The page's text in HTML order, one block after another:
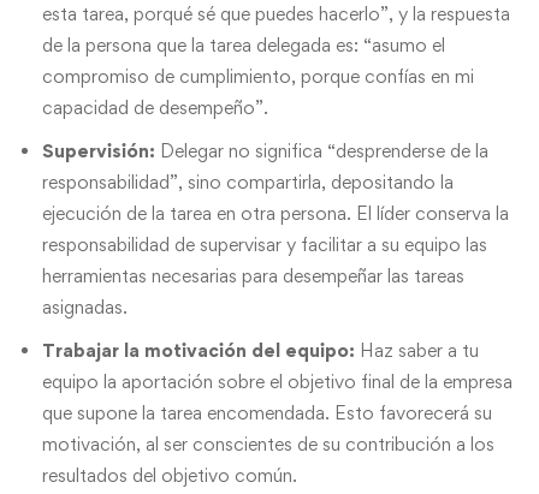
esta tarea, porqué sé que puedes hacerlo”, y la respuesta
de la persona que la tarea delegada es: “asumo el
compromiso de cumplimiento, porque confías en mi
capacidad de desempeño”.
Supervisión: Delegar no significa “desprenderse de la
responsabilidad”, sino compartirla, depositando la
ejecución de la tarea en otra persona. El líder conserva la
responsabilidad de supervisar y facilitar a su equipo las
herramientas necesarias para desempeñar las tareas
asignadas.
Trabajar la motivación del equipo: Haz saber a tu
equipo la aportación sobre el objetivo final de la empresa
que supone la tarea encomendada. Esto favorecerá su
motivación, al ser conscientes de su contribución a los
resultados del objetivo común.